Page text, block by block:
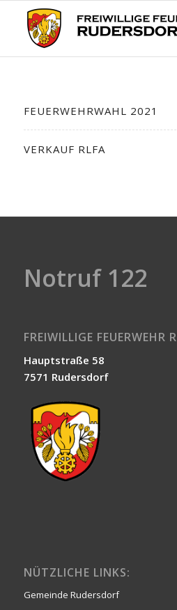
FEUERWEHRWAHL 2021
VERKAUF RLFA
Notruf 122
FREIWILLIGE FEUERWEHR
Hauptstraße 58
7571 Rudersdorf
NÜTZLICHE LINKS:
Gemeinde Rudersdorf